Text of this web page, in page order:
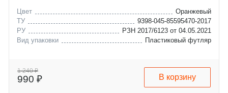
Цвет
Оранжевый
ТУ
9398-045-85595470-2017
РУ
РЗН 2017/6123 от 04.05.2021
Вид упаковки
Пластиковый футляр
1 240 ₽
990 ₽ В корзину